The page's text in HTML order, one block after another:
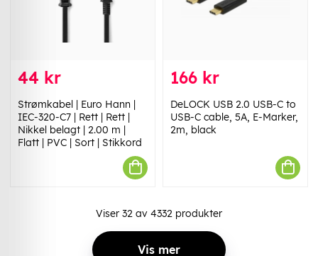
44 kr
Strømkabel | Euro Hann |
IEC-320-C7 | Rett | Rett |
Nikkel belagt | 2.00 m |
Flatt | PVC | Sort | Stikkord
166 kr
DeLOCK USB 2.0 USB-C to
USB-C cable, 5A, E-Marker,
2m, black
Viser 32 av 4332 produkter
Vis mer